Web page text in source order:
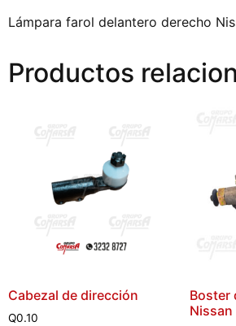
Lámpara farol delantero derecho
Productos
Cabezal de dirección
Q0.10
Boster
Nissan